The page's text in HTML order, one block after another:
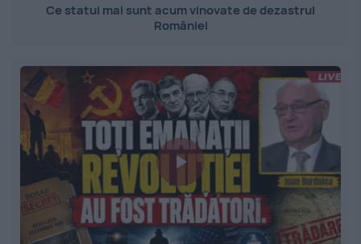
Ce statui mai sunt acum vinovate de dezastrul
României